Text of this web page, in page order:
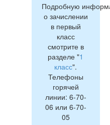
Подробную
о зачислении
в первый
класс
смотрите в
разделе "1
класс".
Телефоны
горячей
линии: 6-70-
06 или 6-70-
05